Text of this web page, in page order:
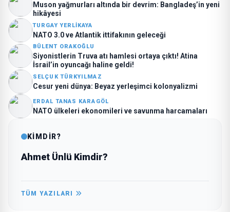
Muson yağmurları altında bir devrim: Bangladeş’in yeni
hikâyesi
TURGAY YERLIKAYA
NATO 3.0 ve Atlantik ittifakının geleceği
BÜLENT ORAKOĞLU
Siyonistlerin Truva atı hamlesi ortaya çıktı! Atina
İsrail’in oyuncağı haline geldi!
SELÇUK TÜRKYILMAZ
Cesur yeni dünya: Beyaz yerleşimci kolonyalizmi
ERDAL TANAS KARAGÖL
NATO ülkeleri ekonomileri ve savunma harcamaları
KİMDİR?
Ahmet Ünlü Kimdir?
TÜM YAZILARI